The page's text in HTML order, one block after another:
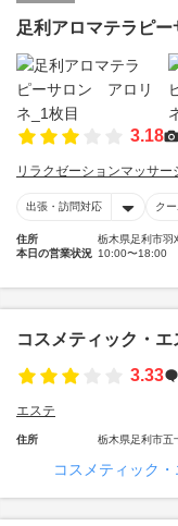
足利アロマテラピ
3.18
リラクゼーションマッサー
出張・訪問対応 ク
住所
栃木県足利市羽
本日の営業状況 10:00〜18:00
コスメティック・
3.33
エステ
住所 栃木県足利市五
コスメティック